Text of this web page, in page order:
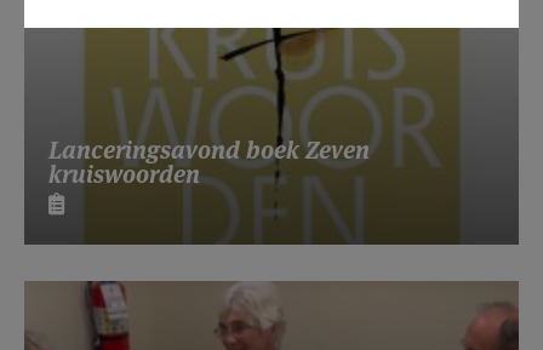
Lanceringsavond boek Zeven
kruiswoorden